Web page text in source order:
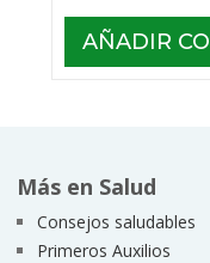
Más en Salud
Consejos saludables
Primeros Auxilios